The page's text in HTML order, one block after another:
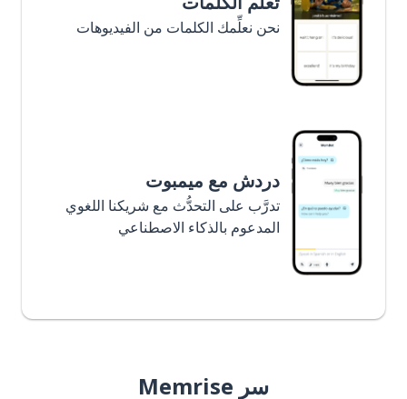
نحن نعلِّمك الكلمات من الفيديوهات
دردش مع ميمبوت
تدرَّب على التحدُّث مع شريكنا اللغوي
المدعوم بالذكاء الاصطناعي
سر Memrise